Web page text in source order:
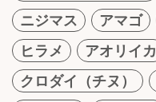
ニジマス
アマゴ
ヒラメ
アオリイカ
クロダイ（チヌ）